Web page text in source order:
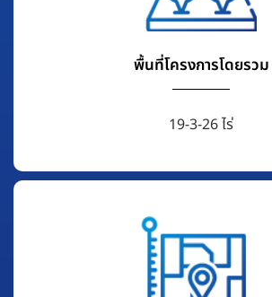
พื้นที่โครงการโดยรวม
19-3-26 ไร่